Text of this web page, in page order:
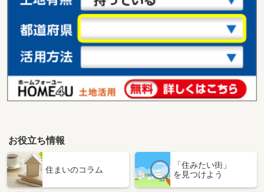
お役立ち情報
住まいのコラム
「住みたい街」
を見つけよう